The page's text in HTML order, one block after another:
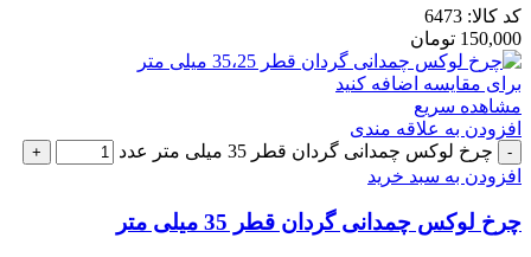
کد کالا: 6473
150,000 تومان
برای مقایسه اضافه کنید
مشاهده سریع
افزودن به علاقه مندی
چرخ لوکس چمدانی گردان قطر 35 میلی متر عدد
افزودن به سبد خرید
چرخ لوکس چمدانی گردان قطر 35 میلی متر